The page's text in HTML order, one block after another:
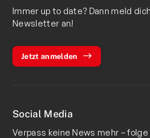
Immer up to date? Dann meld
Newsletter an!
Jetzt anmelden
Social Media
Verpass keine News mehr –